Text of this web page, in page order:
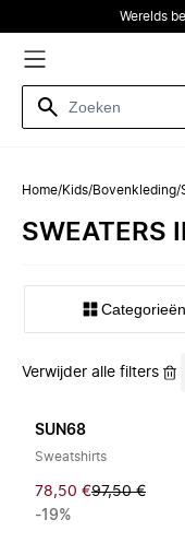
Werelds
Home/Kids/Bovenkleding/
SWEATERS
Categorieën
Verwijder alle filters
SUN68
Sweatshirts
78,50 €97,50 €
-19%